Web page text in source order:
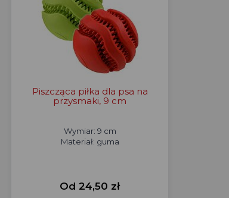
Piszcząca piłka dla psa na
przysmaki, 9 cm
Wymiar: 9 cm
Materiał: guma
Od 24,50 zł